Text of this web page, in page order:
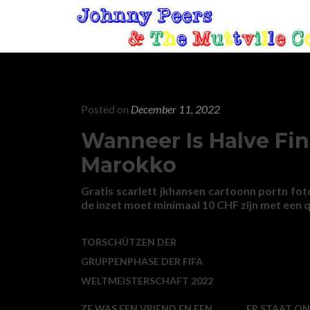
Posted on December 11, 2022
Wanneer Is Halve
Marokko
Gratis scarlett jkhansen cartoonn portn
de inzet moet minimaal 10 CHF zijn met een
TORSCHÜTZEN DER
GRUPPENPHASE DER FIFA
WELTMEISTERSCHAFT 2022